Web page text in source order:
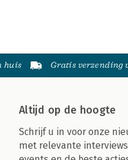
huis Gratis verzending
Altijd op de hoogte
Schrijf u in voor onze
met relevante